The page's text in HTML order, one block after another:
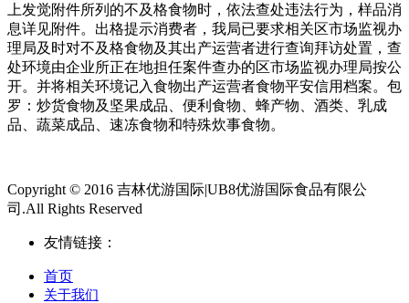
上发觉附件所列的不及格食物时，依法查处违法行为，样品消
息详见附件。出格提示消费者，我局已要求相关区市场监视办
理局及时对不及格食物及其出产运营者进行查询拜访处置，查
处环境由企业所正在地担任案件查办的区市场监视办理局按公
开。并将相关环境记入食物出产运营者食物平安信用档案。包
罗：炒货食物及坚果成品、便利食物、蜂产物、酒类、乳成
品、蔬菜成品、速冻食物和特殊炊事食物。
Copyright © 2016 吉林优游国际|UB8优游国际食品有限公
司.All Rights Reserved
友情链接：
首页
关于我们